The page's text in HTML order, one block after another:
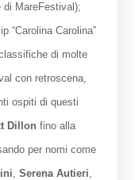
di MareFestival);
“Carolina Carolina”
di molte
con retroscena,
ospiti di questi
Dillon fino alla
per nomi come
,Serena Autieri,